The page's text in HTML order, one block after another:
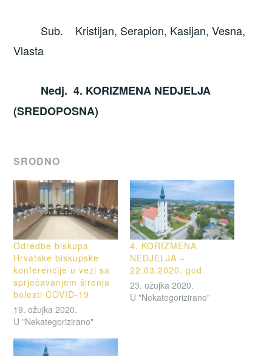
Sub. Kristijan, Serapion, Kasijan, Vesna,
Vlasta
Nedj. 4. KORIZMENA NEDJELJA
(SREDOPOSNA)
SRODNO
Odredbe biskupa
Hrvatske biskupske
konferencije u vezi sa
sprječavanjem širenja
bolesti COVID-19
19. ožujka 2020.
U "Nekategorizirano"
4. KORIZMENA
NEDJELJA –
22.03.2020. god.
23. ožujka 2020.
U "Nekategorizirano"